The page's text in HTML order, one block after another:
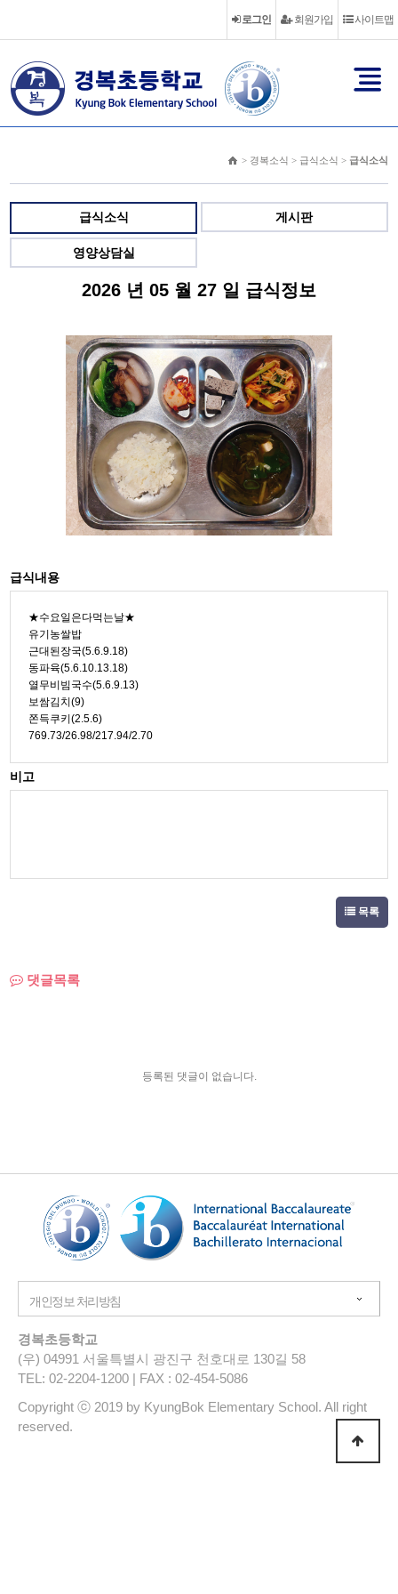
사이트맵
회원가입
로그인
> 경복소식 > 급식소식 > 급식소식
급식소식 게시판
영양상담실
2026 년 05 월 27 일 급식정보
급식내용
★수요일은다먹는날★
유기농쌀밥
근대된장국(5.6.9.18)
동파육(5.6.10.13.18)
열무비빔국수(5.6.9.13)
보쌈김치(9)
쫀득쿠키(2.5.6)
769.73/26.98/217.94/2.70
비고
목록
댓글목록
등록된 댓글이 없습니다.
경복초등학교
(우) 04991 서울특별시 광진구 천호대로 130길 58
TEL: 02-2204-1200 | FAX : 02-454-5086
Copyright ⓒ 2019 by KyungBok Elementary School. All right
reserved.